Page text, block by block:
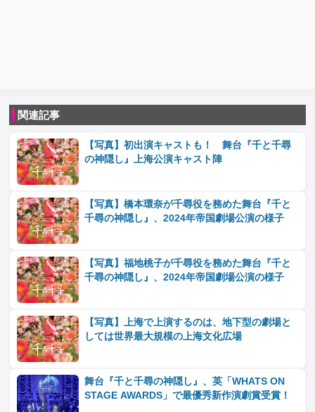
関連記事
【写真】初出演キャストも！ 舞台『千と千尋
の神隠し』上海公演キャスト陣
【写真】橋本環奈が千尋役を務めた舞台『千と
千尋の神隠し』、2024年帝国劇場公演の様子
【写真】福地桃子が千尋役を務めた舞台『千と
千尋の神隠し』、2024年帝国劇場公演の様子
【写真】上海で上演するのは、地下型の劇場と
しては世界最大規模の上海文化広場
舞台『千と千尋の神隠し』、英「WHATS ON
STAGE AWARDS」で最優秀新作演劇賞受賞！